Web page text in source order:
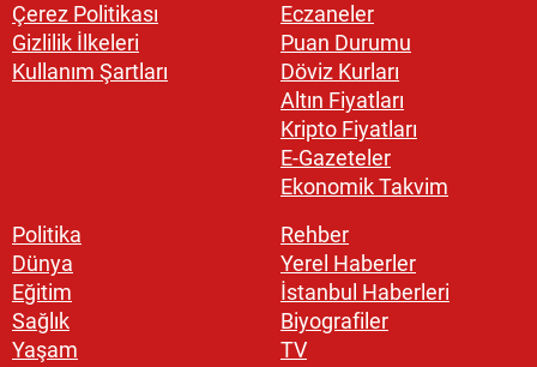
Çerez Politikası
Gizlilik İlkeleri
Kullanım Şartları
Eczaneler
Puan Durumu
Döviz Kurları
Altın Fiyatları
Kripto Fiyatları
E-Gazeteler
Ekonomik Takvim
Politika
Dünya
Eğitim
Sağlık
Yaşam
Rehber
Yerel Haberler
İstanbul Haberleri
Biyografiler
TV